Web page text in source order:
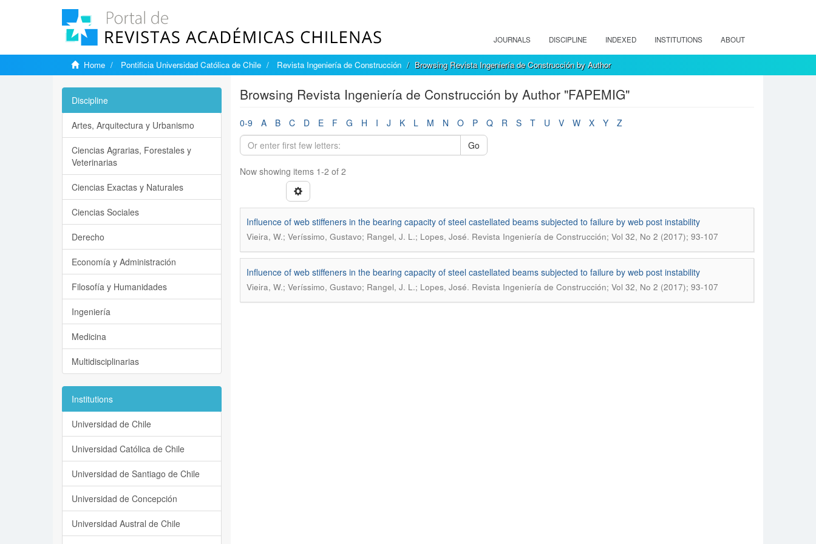
JOURNALS DISCIPLINE INDEXED INSTITUTIONS ABOUT
Home Pontificia Universidad Católica de Chile Revista Ingeniería de Construcción Browsing Revista Ingeniería de Construcción by Author
Browsing Revista Ingeniería de Construcción by Author "FAPEMIG"
0-9 A B C D E F G H I J K L M N O P Q R S T U V W X Y
Z
Go
Now showing items 1-2 of 2
Influence of web stiffeners in the bearing capacity of steel castellated beams subjected to failure by web post instability
Vieira, W.; Veríssimo, Gustavo; Rangel, J. L.; Lopes, José. Revista Ingeniería de Construcción; Vol 32, No 2 (2017); 93-107
Influence of web stiffeners in the bearing capacity of steel castellated beams subjected to failure by web post instability
Vieira, W.; Veríssimo, Gustavo; Rangel, J. L.; Lopes, José. Revista Ingeniería de Construcción; Vol 32, No 2 (2017); 93-107
Discipline
Artes, Arquitectura y Urbanismo
Ciencias Agrarias, Forestales y
Veterinarias
Ciencias Exactas y Naturales
Ciencias Sociales
Derecho
Economía y Administración
Filosofía y Humanidades
Ingeniería
Medicina
Multidisciplinarias
Institutions
Universidad de Chile
Universidad Católica de Chile
Universidad de Santiago de Chile
Universidad de Concepción
Universidad Austral de Chile